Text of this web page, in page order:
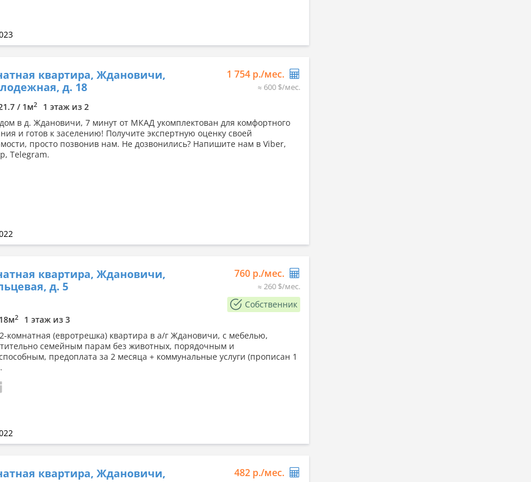
квартира, Ждановичи,
д. 18
1 754 р./мес.
≈ 600 $/мес.
/ 1м2
1 этаж из 2
в д. Ждановичи, 7 минут от МКАД укомплектован для комфортного
и готов к заселению! Получите экспертную оценку своей
просто позвонив нам. Не дозвонились? Напишите нам в Viber,
Telegram.
квартира, Ждановичи,
д. 5
760 р./мес.
≈ 260 $/мес.
Собственник
2
1 этаж из 3
комнатная (евротрешка) квартира в а/г Ждановичи, с мебелью,
семейным парам без животных, порядочным и
предоплата за 2 месяца + коммунальные услуги (прописан 1
квартира, Ждановичи,
482 р./мес.